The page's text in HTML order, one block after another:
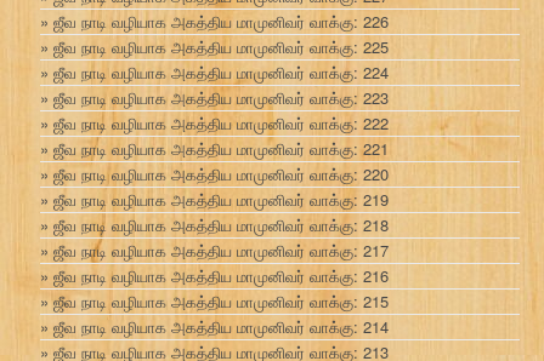
ஜீவ நாடி வழியாக அகத்திய மாமுனிவர் வாக்கு: 226
ஜீவ நாடி வழியாக அகத்திய மாமுனிவர் வாக்கு: 225
ஜீவ நாடி வழியாக அகத்திய மாமுனிவர் வாக்கு: 224
ஜீவ நாடி வழியாக அகத்திய மாமுனிவர் வாக்கு: 223
ஜீவ நாடி வழியாக அகத்திய மாமுனிவர் வாக்கு: 222
ஜீவ நாடி வழியாக அகத்திய மாமுனிவர் வாக்கு: 221
ஜீவ நாடி வழியாக அகத்திய மாமுனிவர் வாக்கு: 220
ஜீவ நாடி வழியாக அகத்திய மாமுனிவர் வாக்கு: 219
ஜீவ நாடி வழியாக அகத்திய மாமுனிவர் வாக்கு: 218
ஜீவ நாடி வழியாக அகத்திய மாமுனிவர் வாக்கு: 217
ஜீவ நாடி வழியாக அகத்திய மாமுனிவர் வாக்கு: 216
ஜீவ நாடி வழியாக அகத்திய மாமுனிவர் வாக்கு: 215
ஜீவ நாடி வழியாக அகத்திய மாமுனிவர் வாக்கு: 214
ஜீவ நாடி வழியாக அகத்திய மாமுனிவர் வாக்கு: 213